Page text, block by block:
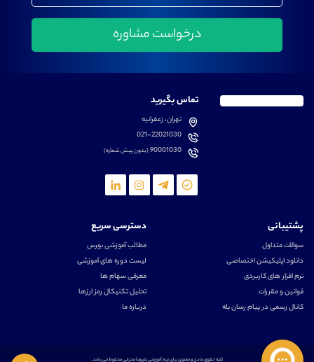
تماس بگیرید
تهران، زعفرانیه
021-22021030
90001030(بدون پیش شماره)
پشتیبانی
سوالات متداول
دانلود اپلیکیشن اختصاصی
نرم افزار های کاربردی
قوانین و مقررات
کانال رسمی در پیام رسان بله
دسترسی سریع
مطالب آموزشی بورس
لیست دوره های آموزشی
معرفی سهام ها
تحلیل تکنیکال رمز ارزها
درباره ما
کلیه حقوق مادی و معنوی برای تیم آموزشی علیرضا محرابی محفوظ می باشد.